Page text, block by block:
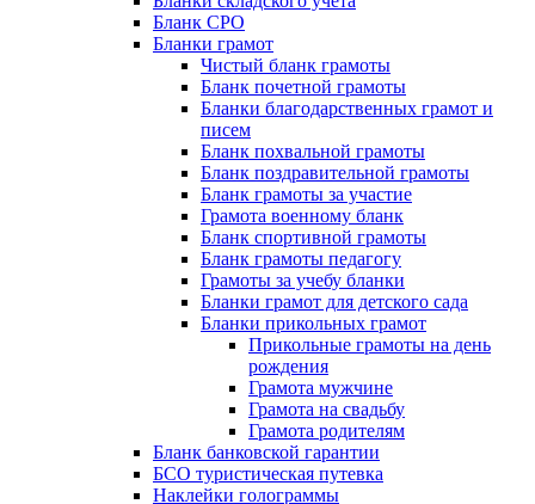
Бланк СРО
Бланки грамот
Чистый бланк грамоты
Бланк почетной грамоты
Бланки благодарственных грамот и
писем
Бланк похвальной грамоты
Бланк поздравительной грамоты
Бланк грамоты за участие
Грамота военному бланк
Бланк спортивной грамоты
Бланк грамоты педагогу
Грамоты за учебу бланки
Бланки грамот для детского сада
Бланки прикольных грамот
Прикольные грамоты на день
рождения
Грамота мужчине
Грамота на свадьбу
Грамота родителям
Бланк банковской гарантии
БСО туристическая путевка
Наклейки голограммы